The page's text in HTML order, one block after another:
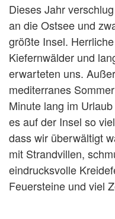
Dieses Jahr
an die Ostsee und
größte Insel.
Kiefernwälder und
erwarteten uns.
mediterranes
Minute lang im
es auf der Insel so
dass wir überwältigt
mit Strandvillen,
eindrucksvolle
Feuersteine und viel